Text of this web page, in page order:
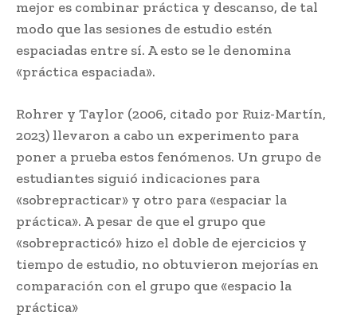
mejor es combinar práctica y descanso, de tal
modo que las sesiones de estudio estén
espaciadas entre sí. A esto se le denomina
«práctica espaciada».
Rohrer y Taylor (2006, citado por Ruiz-Martín,
2023) llevaron a cabo un experimento para
poner a prueba estos fenómenos. Un grupo de
estudiantes siguió indicaciones para
«sobrepracticar» y otro para «espaciar la
práctica». A pesar de que el grupo que
«sobrepracticó» hizo el doble de ejercicios y
tiempo de estudio, no obtuvieron mejorías en
comparación con el grupo que «espacio la
práctica»